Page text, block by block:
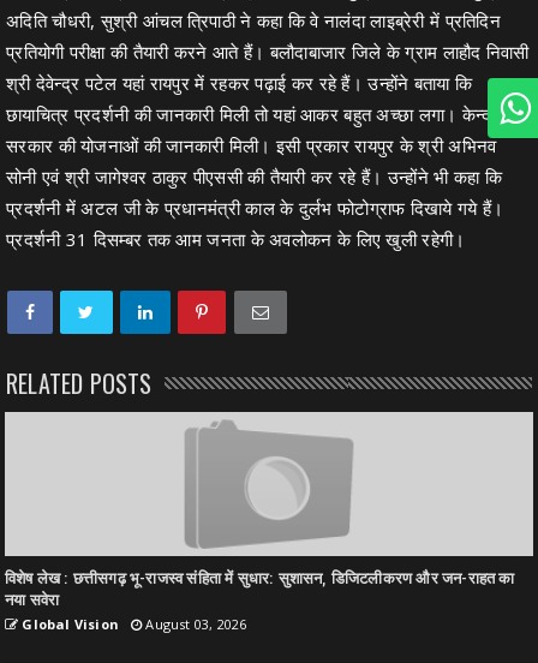
अदिति चौधरी, सुश्री आंचल त्रिपाठी ने कहा कि वे नालंदा लाइब्रेरी में प्रतिदिन
प्रतियोगी परीक्षा की तैयारी करने आते हैं। बलौदाबाजार जिले के ग्राम लाहौद निवासी
श्री देवेन्द्र पटेल यहां रायपुर में रहकर पढ़ाई कर रहे हैं। उन्होंने बताया कि
छायाचित्र प्रदर्शनी की जानकारी मिली तो यहां आकर बहुत अच्छा लगा। केन्द्र
सरकार की योजनाओं की जानकारी मिली। इसी प्रकार रायपुर के श्री अभिनव
सोनी एवं श्री जागेश्वर ठाकुर पीएससी की तैयारी कर रहे हैं। उन्होंने भी कहा कि
प्रदर्शनी में अटल जी के प्रधानमंत्री काल के दुर्लभ फोटोग्राफ दिखाये गये हैं।
प्रदर्शनी 31 दिसम्बर तक आम जनता के अवलोकन के लिए खुली रहेगी।
RELATED POSTS
विशेष लेख : छत्तीसगढ़ भू-राजस्व संहिता में सुधार: सुशासन, डिजिटलीकरण और जन-राहत का
नया सवेरा
Global Vision August 03, 2026